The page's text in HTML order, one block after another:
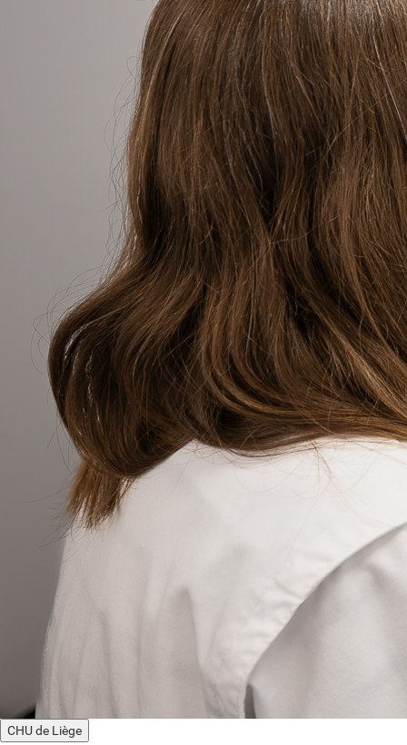
CHU de Liège